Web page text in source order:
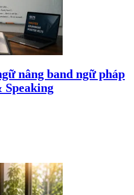
nâng band ngữ pháp